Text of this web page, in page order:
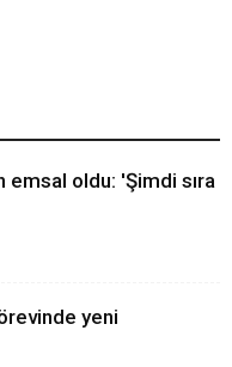
emsal oldu: 'Şimdi sıra
yeni